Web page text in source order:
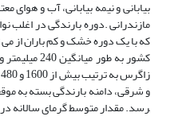
بیابانی و نیمه بیابانی، آب و
مازندرانی .دوره بارندگی در اغلب
که با یک دوره خشک و کم باران از می
کشور به طور
رسد. مقدار متوسط گرمای سالانه در حدود 18 درجه